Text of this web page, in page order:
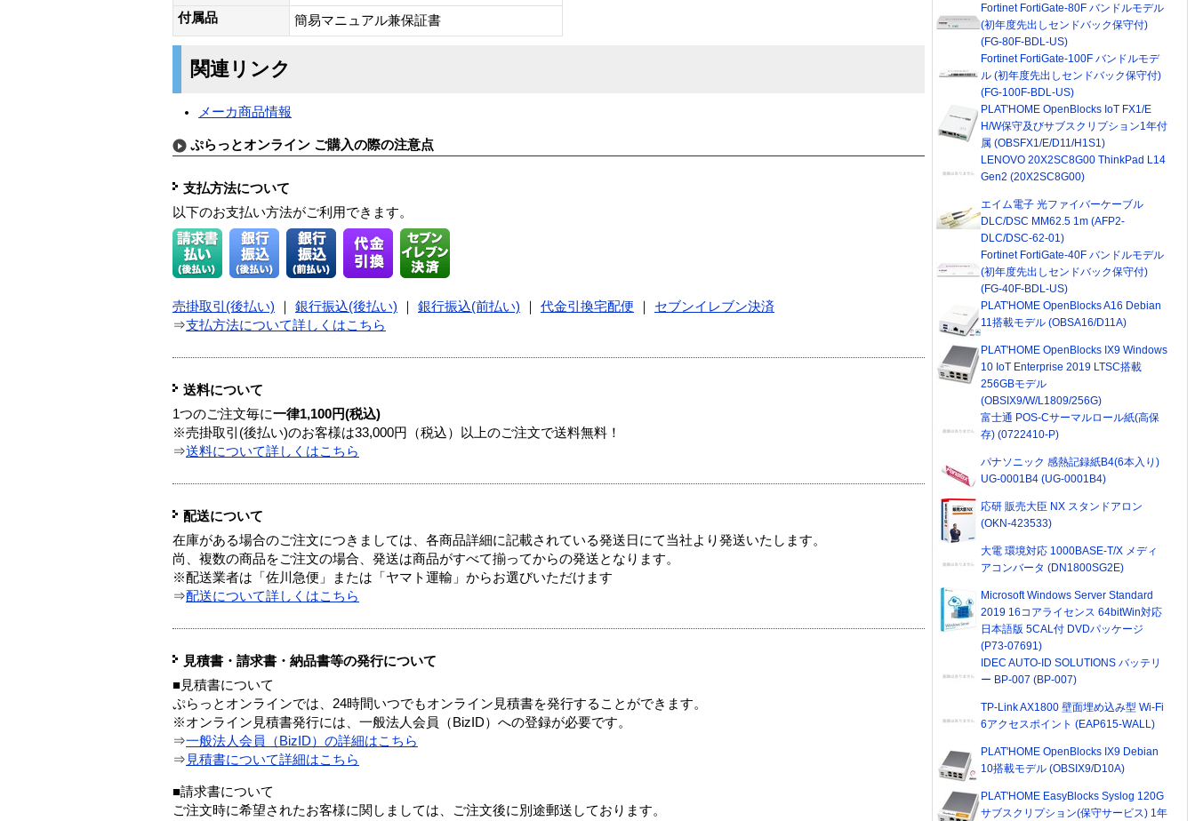
付属品
簡易マニュアル兼保証書
関連リンク
メーカ商品情報
ぷらっとオンライン ご購入の際の注意点
支払方法について
以下のお支払い方法がご利用できます。
売掛取引(後払い) 銀行振込(後払い) 銀行振込(前払い) 代金引換宅配便
セブンイレブン決済
⇒支払方法について詳しくはこちら
送料について
1つのご注文毎に一律1,100円(税込)
※売掛取引(後払い)のお客様は33,000円（税込）以上のご注文で送料無料！
⇒送料について詳しくはこちら
配送について
在庫がある場合のご注文につきましては、各商品詳細に記載されている発送日にて当社より発送いたします。
尚、複数の商品をご注文の場合、発送は商品がすべて揃ってからの発送となります。
※配送業者は「佐川急便」または「ヤマト運輸」からお選びいただけます
⇒配送について詳しくはこちら
見積書・請求書・納品書等の発行について
■見積書について
ぷらっとオンラインでは、24時間いつでもオンライン見積書を発行することができます。
※オンライン見積書発行には、一般法人会員（BizID）への登録が必要です。
⇒一般法人会員（BizID）の詳細はこちら
⇒ 見積書について詳細はこちら
■請求書について
ご注文時に希望されたお客様に関しましては、ご注文後に別途郵送しております。
Fortinet FortiGate-80F バンドルモデル
(初年度先出しセンドバック保守付)
(FG-80F-BDL-US)
Fortinet FortiGate-100F バンドルモデ
ル (初年度先出しセンドバック保守付)
(FG-100F-BDL-US)
PLAT'HOME OpenBlocks IoT FX1/E
H/W保守及びサブスクリプション1年付
属 (OBSFX1/E/D11/H1S1)
LENOVO 20X2SC8G00 ThinkPad L14
Gen2 (20X2SC8G00)
エイム電子 光ファイバーケーブル
DLC/DSC MM62.5 1m (AFP2-
DLC/DSC-62-01)
Fortinet FortiGate-40F バンドルモデル
(初年度先出しセンドバック保守付)
(FG-40F-BDL-US)
PLAT'HOME OpenBlocks A16 Debian
11搭載モデル (OBSA16/D11A)
PLAT'HOME OpenBlocks IX9 Windows
10 IoT Enterprise 2019 LTSC搭載
256GBモデル
(OBSIX9/W/L1809/256G)
富士通 POS-Cサーマルロール紙(高保
存) (0722410-P)
パナソニック 感熱記録紙B4(6本入り)
UG-0001B4 (UG-0001B4)
応研 販売大臣 NX スタンドアロン
(OKN-423533)
大電 環境対応 1000BASE-T/X メディ
アコンバータ (DN1800SG2E)
Microsoft Windows Server Standard
2019 16コアライセンス 64bitWin対応
日本語版 5CAL付 DVDパッケージ
(P73-07691)
IDEC AUTO-ID SOLUTIONS バッテリ
ー BP-007 (BP-007)
TP-Link AX1800 壁面埋め込み型 Wi-Fi
6アクセスポイント (EAP615-WALL)
PLAT'HOME OpenBlocks IX9 Debian
10搭載モデル (OBSIX9/D10A)
PLAT'HOME EasyBlocks Syslog 120G
サブスクリプション(保守サービス) 1年